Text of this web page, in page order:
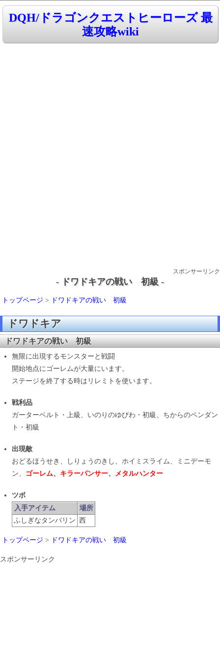
DQH/ドラゴンクエストヒーローズ 最
速攻略wiki
スポンサーリンク
- ドワドキアの戦い 初級 -
トップページ > ドワドキアの戦い 初級
ドワドキア
ドワドキアの戦い 初級
無限に出現するモンスターと戦闘
開始地点にゴーレムが大量にいます。
ステージを終了する時はリレミトを使います。
戦利品
ガーターベルト・上級、いのりのゆびわ・初級、ちからのペンダン
ト・初級
出現敵
おどるほうせき、しりょうのきし、ホイミスライム、ミニデーモ
ン、 ゴーレム、キラーパンサー、メタルハンター
ツボ
入手アイテム
場所
ふしぎなタンバリン 西
トップページ > ドワドキアの戦い 初級
スポンサーリンク